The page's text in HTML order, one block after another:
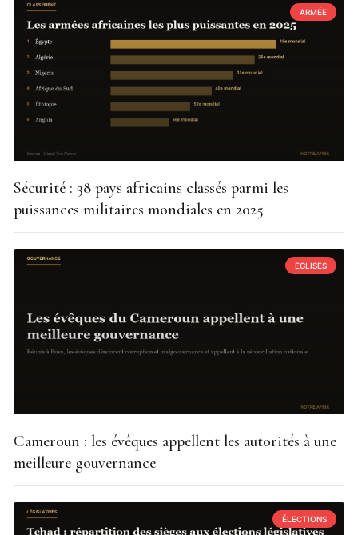
ARMÉE
Sécurité : 38 pays africains classés parmi les
puissances militaires mondiales en 2025
EGLISES
Cameroun : les évêques appellent les autorités à une
meilleure gouvernance
ÉLECTIONS